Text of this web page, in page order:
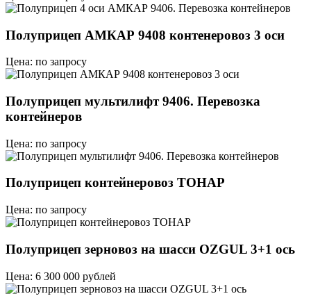
Полуприцеп АМКАР 9408 контенеровоз 3 оси
Цена: по запросу
Полуприцеп мультилифт 9406. Перевозка
контейнеров
Цена: по запросу
Полуприцеп контейнеровоз ТОНАР
Цена: по запросу
Полуприцеп зерновоз на шасси OZGUL 3+1 ось
Цена: 6 300 000 рублей